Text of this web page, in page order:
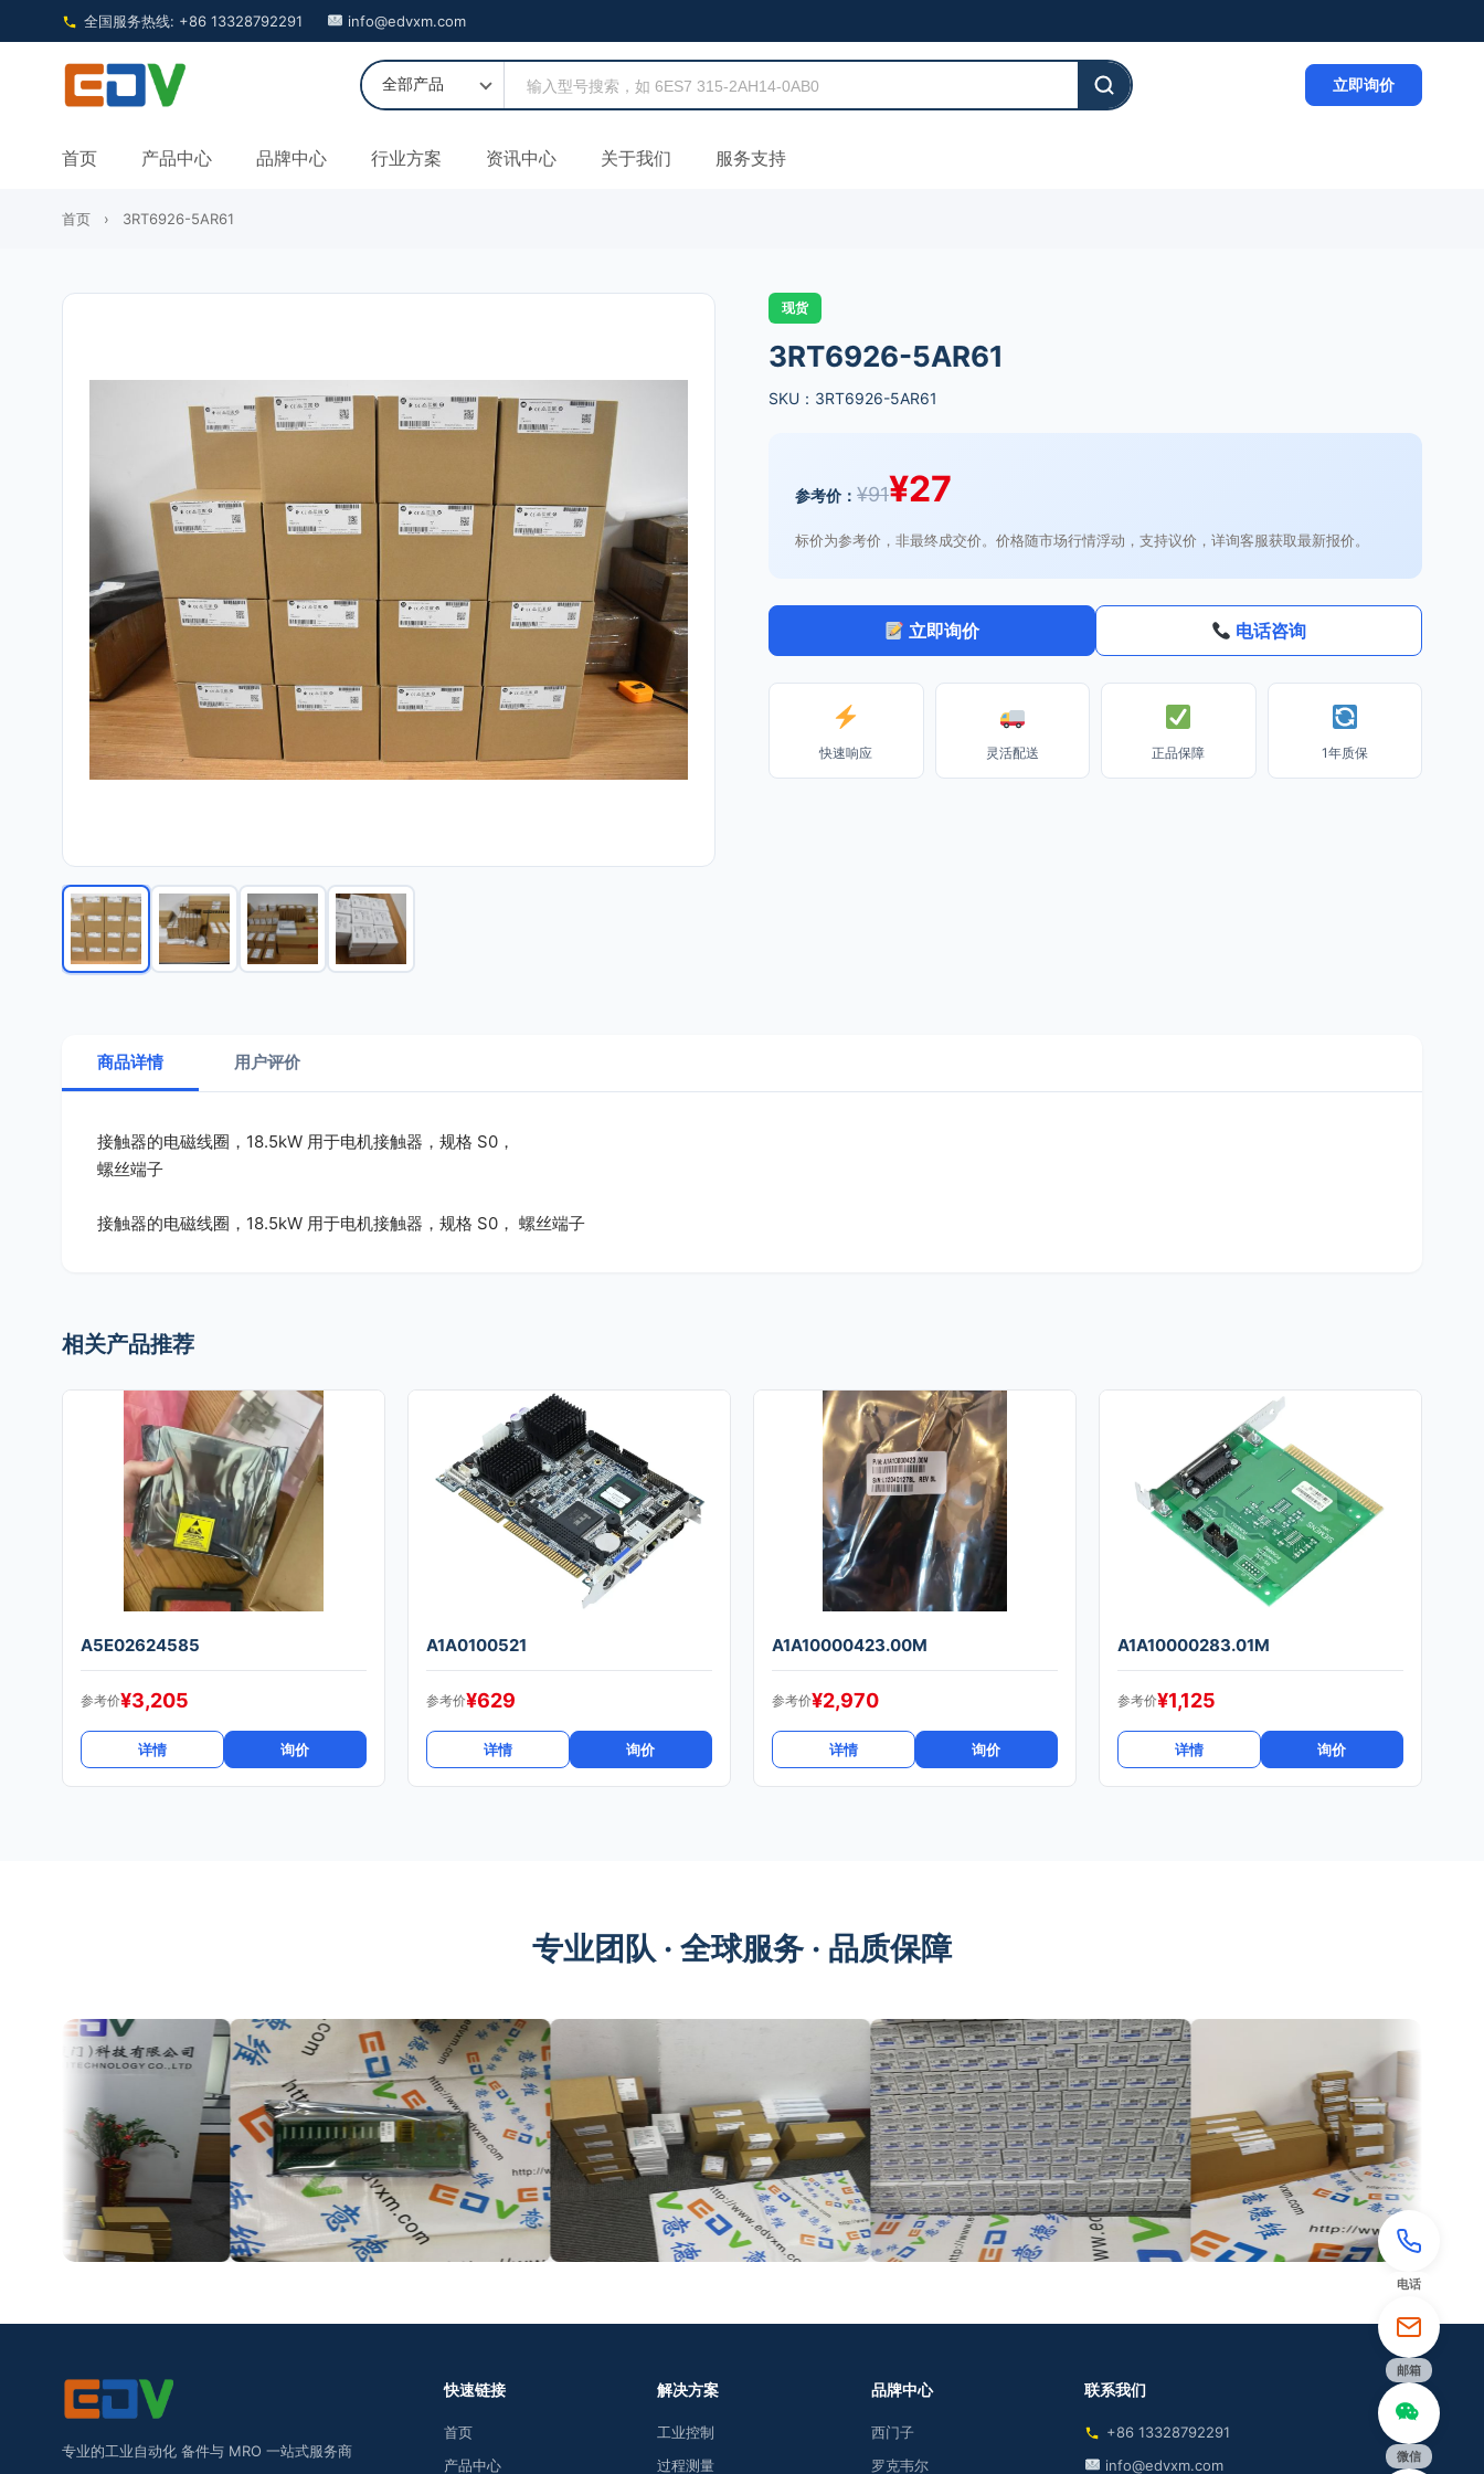
全国服务热线: +86 13328792291 info@edvxm.com
立即询价
首页 产品中心 品牌中心 行业方案 资讯中心 关于我们 服务支持
首页 › 3RT6926-5AR61
现货
3RT6926-5AR61
SKU：3RT6926-5AR61
参考价： ¥91¥27
标价为参考价，非最终成交价。价格随市场行情浮动，支持议价，详询客服获取最新报价。
立即询价 电话咨询
快速响应 灵活配送 正品保障 1年质保
商品详情 用户评价
接触器的电磁线圈，18.5kW 用于电机接触器，规格 S0，
螺丝端子
接触器的电磁线圈，18.5kW 用于电机接触器，规格 S0， 螺丝端子
相关产品推荐
A5E02624585
参考价¥3,205
详情 询价
A1A0100521
参考价¥629
详情 询价
A1A10000423.00M
参考价¥2,970
详情 询价
A1A10000283.01M
参考价¥1,125
详情 询价
专业团队 · 全球服务 · 品质保障
专业的工业自动化 备件与 MRO 一站式服务商
快速链接
首页
产品中心
解决方案
工业控制
过程测量
品牌中心
西门子
罗克韦尔
联系我们
+86 13328792291
info@edvxm.com
电话
邮箱
微信